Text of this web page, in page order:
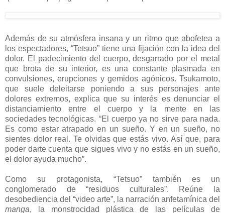
Además de su atmósfera insana y un ritmo que abofetea a
los espectadores, “Tetsuo” tiene una fijación con la idea del
dolor. El padecimiento del cuerpo, desgarrado por el metal
que brota de su interior, es una constante plasmada en
convulsiones, erupciones y gemidos agónicos. Tsukamoto,
que suele deleitarse poniendo a sus personajes ante
dolores extremos, explica que su interés es denunciar el
distanciamiento entre el cuerpo y la mente en las
sociedades tecnológicas. “El cuerpo ya no sirve para nada.
Es como estar atrapado en un sueño. Y en un sueño, no
sientes dolor real. Te olvidas que estás vivo. Así que, para
poder darte cuenta que sigues vivo y no estás en un sueño,
el dolor ayuda mucho”.
Como su protagonista, “Tetsuo” también es un
conglomerado de “residuos culturales”. Reúne la
desobediencia del “video arte”, la narración anfetamínica del
manga, la monstrocidad plástica de las películas de